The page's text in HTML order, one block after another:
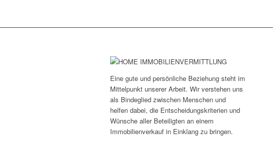
Eine gute und persönliche Beziehung steht im
Mittelpunkt unserer Arbeit. Wir verstehen uns
als Bindeglied zwischen Menschen und
helfen dabei, die Entscheidungskriterien und
Wünsche aller Beteiligten an einem
Immobilienverkauf in Einklang zu bringen.